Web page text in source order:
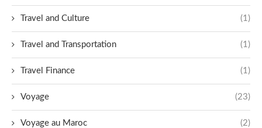
Travel and Culture (1)
Travel and Transportation (1)
Travel Finance (1)
Voyage (23)
Voyage au Maroc (2)